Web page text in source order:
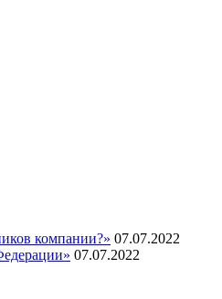
компании?» 07.07.2022
07.07.2022